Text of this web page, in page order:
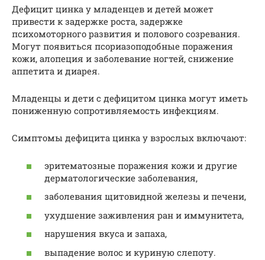
Дефицит цинка у младенцев и детей может
привести к задержке роста, задержке
психомоторного развития и полового созревания.
Могут появиться псориазоподобные поражения
кожи, алопеция и заболевание ногтей, снижение
аппетита и диарея.
Младенцы и дети с дефицитом цинка могут иметь
пониженную сопротивляемость инфекциям.
Симптомы дефицита цинка у взрослых включают:
эритематозные поражения кожи и другие
дерматологические заболевания,
заболевания щитовидной железы и печени,
ухудшение заживления ран и иммунитета,
нарушения вкуса и запаха,
выпадение волос и куриную слепоту.